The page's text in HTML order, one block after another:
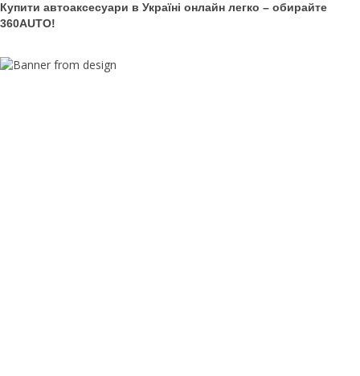
Купити автоаксесуари в Україні онлайн легко – обирайте
360AUTO!